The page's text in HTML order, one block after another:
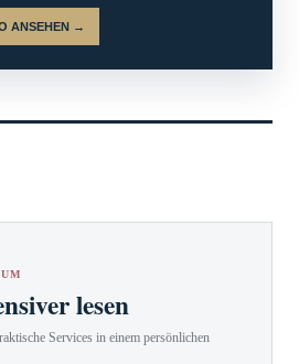
ANSEHEN →
lesen
Services in einem persönlichen